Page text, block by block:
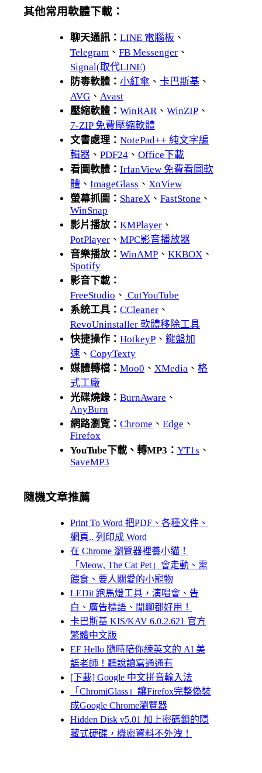
其他常用軟體下載：
聊天通訊： LINE 電腦板 、
Telegram 、 FB Messenger 、
Signal(取代LINE)
防毒軟體： 小紅傘 、 卡巴斯基 、
AVG 、 Avast
壓縮軟體： WinRAR、 WinZIP 、
7-ZIP 免費壓縮軟體
文書處理： NotePad++ 純文字編
輯器 、 PDF24 、 Office下載
看圖軟體： IrfanView 免費看圖軟
體 、 ImageGlass 、 XnView
螢幕抓圖： ShareX 、 FastStone 、
WinSnap
影片播放： KMPlayer 、
PotPlayer 、 MPC影音播放器
音樂播放： WinAMP 、 KKBOX 、
Spotify
影音下載：
FreeStudio 、 CutYouTube
系統工具： CCleaner 、
RevoUninstaller 軟體移除工具
快捷操作： HotkeyP 、 鍵盤加
速 、 CopyTexty
媒體轉檔： Moo0 、 XMedia 、 格
式工廠
光碟燒錄： BurnAware 、
AnyBurn
網路瀏覽： Chrome 、 Edge 、
Firefox
YouTube下載、轉MP3： YT1s 、
SaveMP3
隨機文章推薦
Print To Word 把PDF、各種文件、
網頁.. 列印成 Word
在 Chrome 瀏覽器裡養小貓！
「Meow, The Cat Pet」會走動、需
餵食、要人關愛的小寵物
LEDit 跑馬燈工具，演唱會、告
白、廣告標語、閒聊都好用！
卡巴斯基 KIS/KAV 6.0.2.621 官方
繁體中文版
EF Hello 隨時陪你練英文的 AI 美
語老師！聽說讀寫通通有
[下載] Google 中文拼音輸入法
「ChromiGlass」讓Firefox完整偽裝
成Google Chrome瀏覽器
Hidden Disk v5.01 加上密碼鎖的隱
藏式硬碟，機密資料不外洩！